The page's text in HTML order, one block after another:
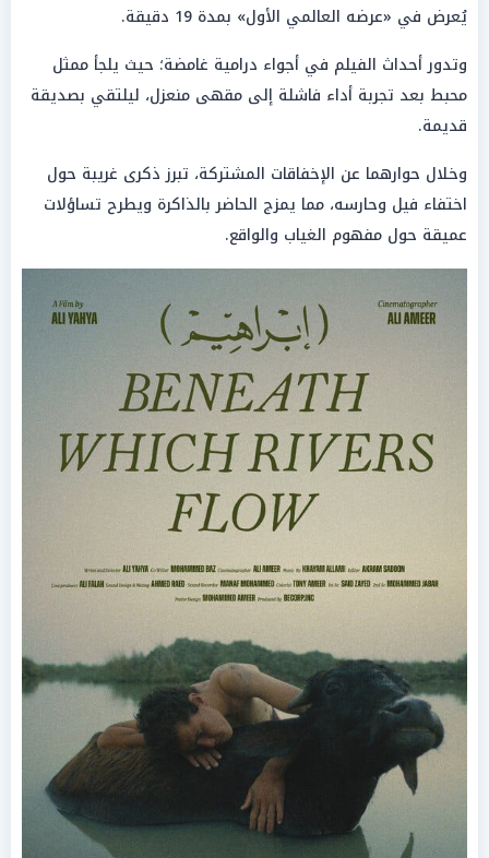
يُعرض في «عرضه العالمي الأول» بمدة 19 دقيقة.
وتدور أحداث الفيلم في أجواء درامية غامضة؛ حيث يلجأ ممثل
محبط بعد تجربة أداء فاشلة إلى مقهى منعزل، ليلتقي بصديقة
قديمة.
وخلال حوارهما عن الإخفاقات المشتركة، تبرز ذكرى غريبة حول
اختفاء فيل وحارسه، مما يمزج الحاضر بالذاكرة ويطرح تساؤلات
عميقة حول مفهوم الغياب والواقع.